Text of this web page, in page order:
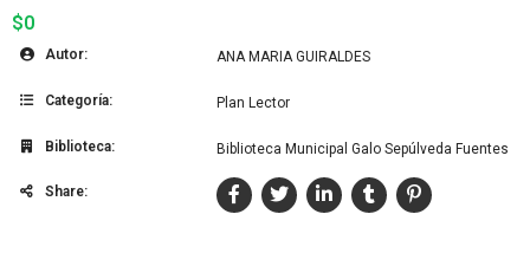
$0
Autor: ANA MARIA GUIRALDES
Categoría: Plan Lector
Biblioteca: Biblioteca Municipal Galo Sepúlveda Fuentes
Share: